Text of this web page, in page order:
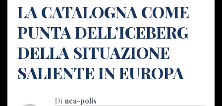
LA CATALOGNA COME
PUNTA DELL’ICEBERG
DELLA SITUAZIONE
SALIENTE IN EUROPA
Di nea-polis